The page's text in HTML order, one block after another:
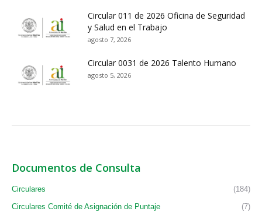
Circular 011 de 2026 Oficina de Seguridad
y Salud en el Trabajo
agosto 7, 2026
Circular 0031 de 2026 Talento Humano
agosto 5, 2026
Documentos de Consulta
Circulares
(184)
Circulares Comité de Asignación de Puntaje
(7)